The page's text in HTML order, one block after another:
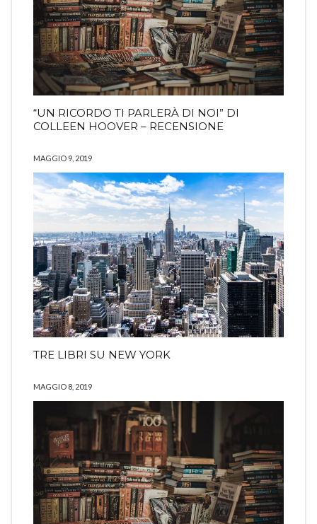
“UN RICORDO TI PARLERÀ DI NOI” DI
COLLEEN HOOVER – RECENSIONE
MAGGIO 9, 2019
TRE LIBRI SU NEW YORK
MAGGIO 8, 2019